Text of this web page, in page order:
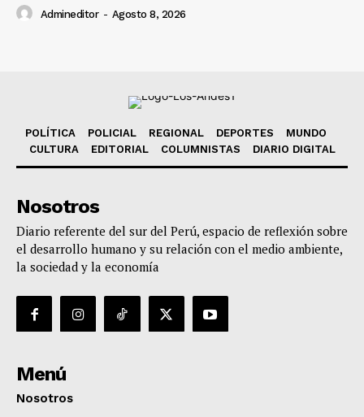
Admineditor - Agosto 8, 2026
POLÍTICA POLICIAL REGIONAL DEPORTES
MUNDO
CULTURA
EDITORIAL COLUMNISTAS DIARIO DIGITAL
Nosotros
Diario referente del sur del Perú, espacio de reflexión sobre
el desarrollo humano y su relación con el medio ambiente,
la sociedad y la economía
Menú
Nosotros